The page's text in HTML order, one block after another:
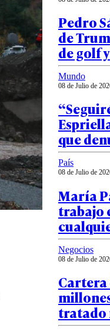
Pedro
de
de golf
Mundo
08 de Julio de
que
País
08 de Julio de
María
trabajo
Negocios
08 de Julio de
Cartera
tratado